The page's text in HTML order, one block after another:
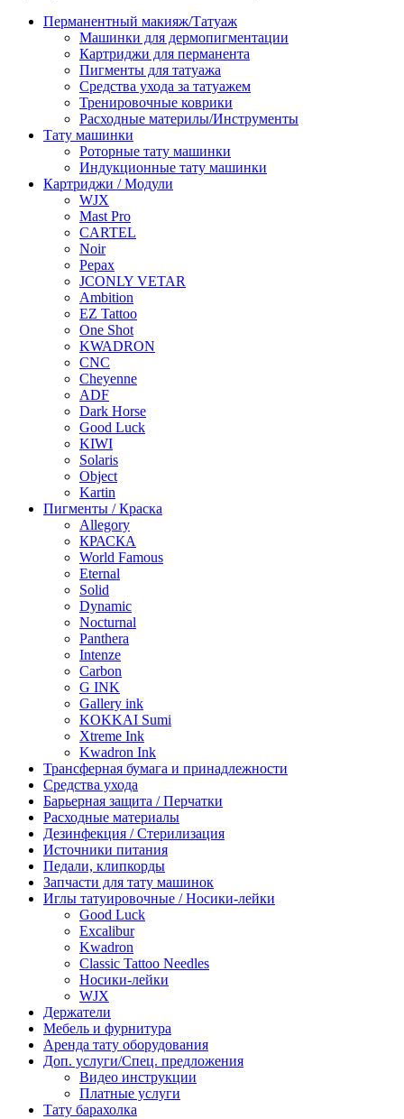
Перманентный макияж/Татуаж
Машинки для дермопигментации
Картриджи для перманента
Пигменты для татуажа
Средства ухода за татуажем
Тренировочные коврики
Расходные материлы/Инструменты
Тату машинки
Роторные тату машинки
Индукционные тату машинки
Картриджи / Модули
WJX
Mast Pro
CARTEL
Noir
Pepax
JCONLY VETAR
Ambition
EZ Tattoo
One Shot
KWADRON
CNC
Cheyenne
ADF
Dark Horse
Good Luck
KIWI
Solaris
Object
Kartin
Пигменты / Краска
Allegory
КРАСКА
World Famous
Eternal
Solid
Dynamic
Nocturnal
Panthera
Intenze
Carbon
G INK
Gallery ink
KOKKAI Sumi
Xtreme Ink
Kwadron Ink
Трансферная бумага и принадлежности
Средства ухода
Барьерная защита / Перчатки
Расходные материалы
Дезинфекция / Стерилизация
Источники питания
Педали, клипкорды
Запчасти для тату машинок
Иглы татуировочные / Носики-лейки
Good Luck
Excalibur
Kwadron
Classic Tattoo Needles
Носики-лейки
WJX
Держатели
Мебель и фурнитура
Аренда тату оборудования
Доп. услуги/Спец. предложения
Видео инструкции
Платные услуги
Тату барахолка